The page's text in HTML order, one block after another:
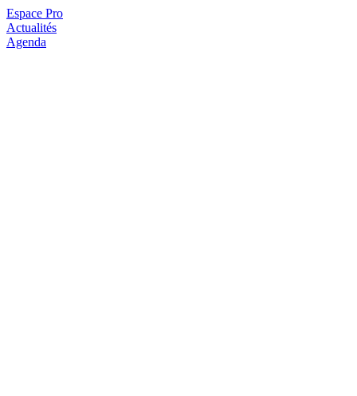
Espace Pro
Actualités
Agenda